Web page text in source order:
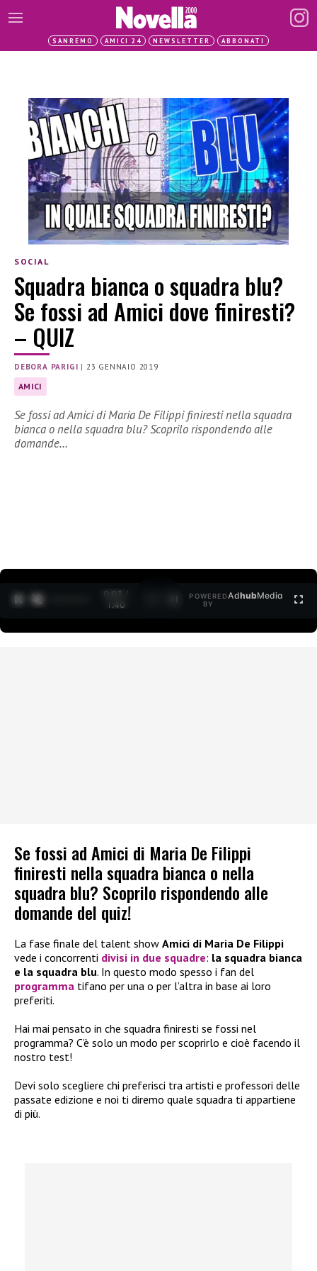
SANREMO AMICI 24 NEWSLETTER ABBONATI
SOCIAL
Squadra bianca o squadra blu?
Se fossi ad Amici dove finiresti?
– QUIZ
DEBORA PARIGI | 23 GENNAIO 2019
AMICI
Se fossi ad Amici di Maria De Filippi finiresti nella squadra
bianca o nella squadra blu? Scoprilo rispondendo alle
domande…
0:04 /
1:40
POWERED
BY
AdhubMedia
Se fossi ad Amici di Maria De Filippi
finiresti nella squadra bianca o nella
squadra blu? Scoprilo rispondendo alle
domande del quiz!
La fase finale del talent show Amici di Maria De Filippi
vede i concorrenti divisi in due squadre: la squadra bianca
e la squadra blu. In questo modo spesso i fan del
programma tifano per una o per l’altra in base ai loro
preferiti.
Hai mai pensato in che squadra finiresti se fossi nel
programma? C’è solo un modo per scoprirlo e cioè facendo il
nostro test!
Devi solo scegliere chi preferisci tra artisti e professori delle
passate edizione e noi ti diremo quale squadra ti appartiene
di più.